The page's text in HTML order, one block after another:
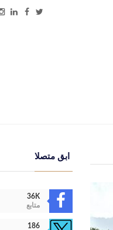
ابق متصلا
36K
متابع
186